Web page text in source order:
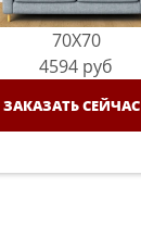
70X70
4594 руб
ЗАКАЗАТЬ СЕЙЧАС